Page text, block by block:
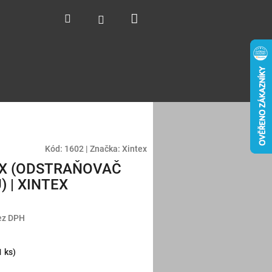
Hledat Přihlášení
Kód: 1602 | Značka: Xintex
(ODSTRAŇOVAČ
| XINTEX
DPH
ks)